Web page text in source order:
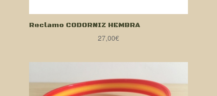
Reclamo CODORNIZ HEMBRA
27,00€